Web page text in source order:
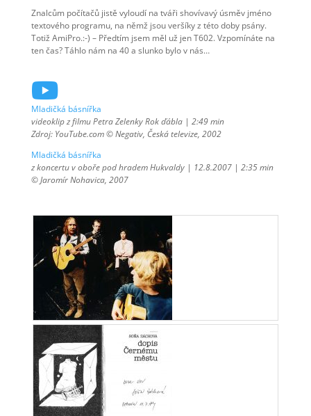
Znalcům počítačů jistě vyloudí na tváři shovívavý úsměv jméno
textového programu, na němž jsou veršíky z této doby psány.
Totiž AmiPro.:-) – Předtím jsem měl už jen T602. Vzpomínáte na
ten čas? Táhlo nám na 40 a slunko bylo v nás…

Mladičká básnířka
videoklip z filmu Petra Zelenky Rok ďábla | 2:49 min
Zdroj: YouTube.com © Negativ, Česká televize, 2002
Mladičká básnířka
z koncertu v oboře pod hradem Hukvaldy | 12.8.2007 | 2:35 min
© Jaromír Nohavica, 2007